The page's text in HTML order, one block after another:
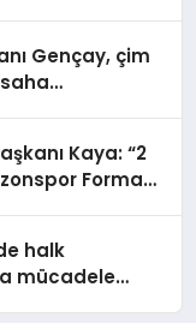
Gençay, çim
Kaya: “2
Forma
halk
mücadele